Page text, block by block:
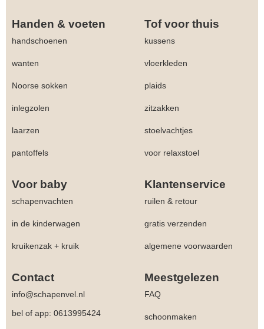
Handen & voeten Tof voor thuis
handschoenen kussens
wanten vloerkleden
Noorse sokken plaids
inlegzolen zitzakken
laarzen stoelvachtjes
pantoffels voor relaxstoel
Voor baby Klantenservice
schapenvachten ruilen & retour
in de kinderwagen gratis verzenden
kruikenzak + kruik algemene voorwaarden
Contact Meestgelezen
info@schapenvel.nl
FAQ
bel of app: 0613995424
schoonmaken